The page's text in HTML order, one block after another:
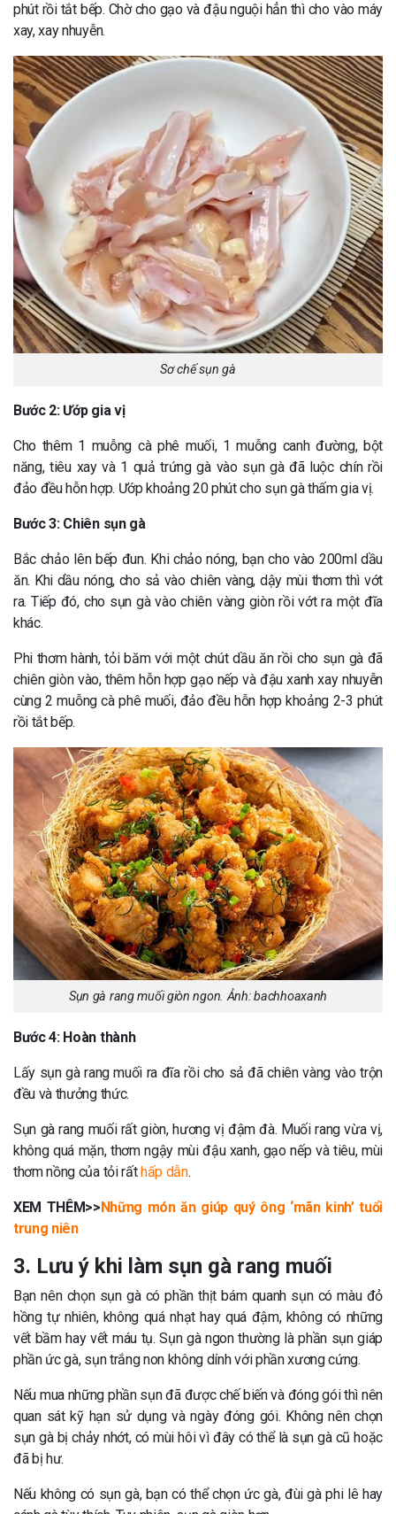
phút rồi tắt bếp. Chờ cho gạo và đậu nguội hẳn thì cho vào máy
xay, xay nhuyễn.
Sơ chế sụn gà
Bước 2: Ướp gia vị
Cho thêm 1 muỗng cà phê muối, 1 muỗng canh đường, bột
năng, tiêu xay và 1 quả trứng gà vào sụn gà đã luộc chín rồi
đảo đều hỗn hợp. Ướp khoảng 20 phút cho sụn gà thấm gia vị.
Bước 3: Chiên sụn gà
Bắc chảo lên bếp đun. Khi chảo nóng, bạn cho vào 200ml dầu
ăn. Khi dầu nóng, cho sả vào chiên vàng, dậy mùi thơm thì vớt
ra. Tiếp đó, cho sụn gà vào chiên vàng giòn rồi vớt ra một đĩa
khác.
Phi thơm hành, tỏi băm với một chút dầu ăn rồi cho sụn gà đã
chiên giòn vào, thêm hỗn hợp gạo nếp và đậu xanh xay nhuyễn
cùng 2 muỗng cà phê muối, đảo đều hỗn hợp khoảng 2-3 phút
rồi tắt bếp.
Sụn gà rang muối giòn ngon. Ảnh: bachhoaxanh
Bước 4: Hoàn thành
Lấy sụn gà rang muối ra đĩa rồi cho sả đã chiên vàng vào trộn
đều và thưởng thức.
Sụn gà rang muối rất giòn, hương vị đậm đà. Muối rang vừa vị,
không quá mặn, thơm ngậy mùi đậu xanh, gạo nếp và tiêu, mùi
thơm nồng của tỏi rất hấp dẫn.
XEM THÊM>> Những món ăn giúp quý ông ‘mãn kinh’ tuổi
trung niên
3. Lưu ý khi làm sụn gà rang muối
Bạn nên chọn sụn gà có phần thịt bám quanh sụn có màu đỏ
hồng tự nhiên, không quá nhạt hay quá đậm, không có những
vết bầm hay vết máu tụ. Sụn gà ngon thường là phần sụn giáp
phần ức gà, sụn trắng non không dính với phần xương cứng.
Nếu mua những phần sụn đã được chế biến và đóng gói thì nên
quan sát kỹ hạn sử dụng và ngày đóng gói. Không nên chọn
sụn gà bị chảy nhớt, có mùi hôi vì đây có thể là sụn gà cũ hoặc
đã bị hư.
Nếu không có sụn gà, bạn có thể chọn ức gà, đùi gà phi lê hay